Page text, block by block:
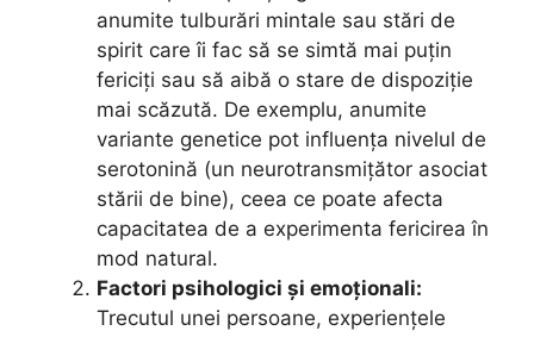
anumite tulburări mintale sau stări de
spirit care îi fac să se simtă mai puțin
fericiți sau să aibă o stare de dispoziție
mai scăzută. De exemplu, anumite
variante genetice pot influența nivelul de
serotonină (un neurotransmițător asociat
stării de bine), ceea ce poate afecta
capacitatea de a experimenta fericirea în
mod natural.
Factori psihologici și emoționali:
Trecutul unei persoane, experiențele